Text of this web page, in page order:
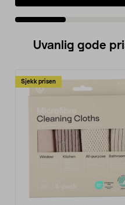
Uvanlig gode
Sjekk prisen